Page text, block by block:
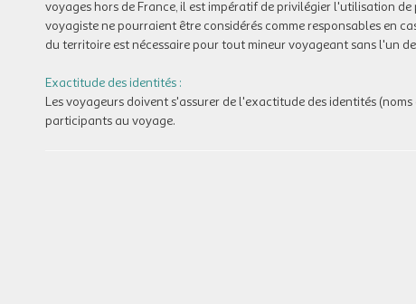
voyages hors de France, il est impératif de privilégier l'utilisation
voyagiste ne pourraient être considérés comme responsables en
du territoire est nécessaire pour tout mineur voyageant sans l'un
Exactitude des identités :
Les voyageurs doivent s'assurer de l'exactitude des identités
participants au voyage.